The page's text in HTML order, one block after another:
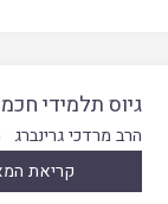
גיוס תלמידי
הרב מרדכי גרינברג
קריאת